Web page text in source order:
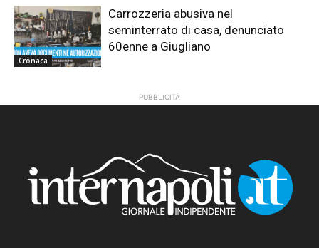
Cronaca
Carrozzeria abusiva nel
seminterrato di casa, denunciato
60enne a Giugliano
PUBBLICITÀ